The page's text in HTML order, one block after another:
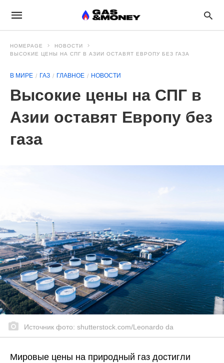
HOMEPAGE
НОВОСТИ
ВЫСОКИЕ ЦЕНЫ НА СПГ В АЗИИ ОСТАВЯТ ЕВРОПУ БЕЗ ГАЗА
В МИРЕ ГАЗ ГЛАВНОЕ НОВОСТИ
Высокие цены на СПГ в
Азии оставят Европу без
газа
Источник фото: shutterstock.com/Leonardo da
Мировые цены на природный газ достигли